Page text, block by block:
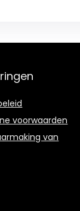
voorwaarden
van